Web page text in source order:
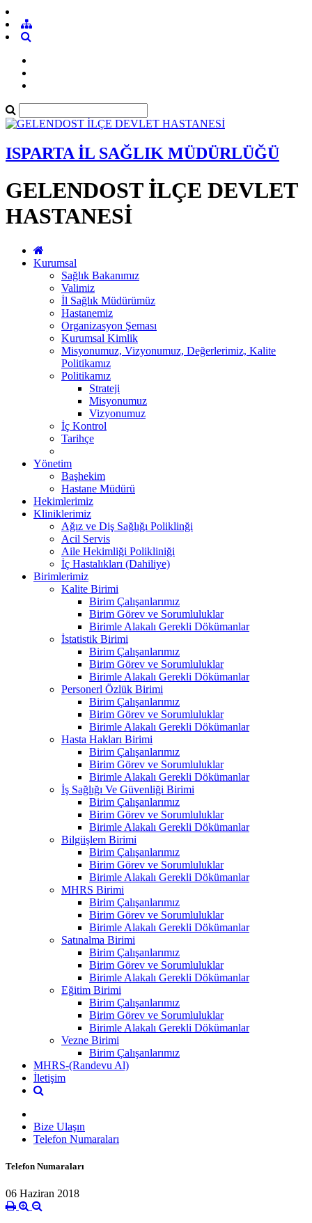
ISPARTA İL SAĞLIK MÜDÜRLÜĞÜ
GELENDOST İLÇE DEVLET
HASTANESİ
Kurumsal
Sağlık Bakanımız
Valimiz
İl Sağlık Müdürümüz
Hastanemiz
Organizasyon Şeması
Kurumsal Kimlik
Misyonumuz, Vizyonumuz, Değerlerimiz, Kalite
Politikamız
Politikamız
Strateji
Misyonumuz
Vizyonumuz
İç Kontrol
Tarihçe
Yönetim
Başhekim
Hastane Müdürü
Hekimlerimiz
Kliniklerimiz
Ağız ve Diş Sağlığı Poliklinği
Acil Servis
Aile Hekimliği Polikliniği
İç Hastalıkları (Dahiliye)
Birimlerimiz
Kalite Birimi
Birim Çalışanlarımız
Birim Görev ve Sorumluluklar
Birimle Alakalı Gerekli Dökümanlar
İstatistik Birimi
Birim Çalışanlarımız
Birim Görev ve Sorumluluklar
Birimle Alakalı Gerekli Dökümanlar
Personerl Özlük Birimi
Birim Çalışanlarımız
Birim Görev ve Sorumluluklar
Birimle Alakalı Gerekli Dökümanlar
Hasta Hakları Birimi
Birim Çalışanlarımız
Birim Görev ve Sorumluluklar
Birimle Alakalı Gerekli Dökümanlar
İş Sağlığı Ve Güvenliği Birimi
Birim Çalışanlarımız
Birim Görev ve Sorumluluklar
Birimle Alakalı Gerekli Dökümanlar
Bilgiişlem Birimi
Birim Çalışanlarımız
Birim Görev ve Sorumluluklar
Birimle Alakalı Gerekli Dökümanlar
MHRS Birimi
Birim Çalışanlarımız
Birim Görev ve Sorumluluklar
Birimle Alakalı Gerekli Dökümanlar
Satınalma Birimi
Birim Çalışanlarımız
Birim Görev ve Sorumluluklar
Birimle Alakalı Gerekli Dökümanlar
Eğitim Birimi
Birim Çalışanlarımız
Birim Görev ve Sorumluluklar
Birimle Alakalı Gerekli Dökümanlar
Vezne Birimi
Birim Çalışanlarımız
MHRS-(Randevu Al)
İletişim
Bize Ulaşın
Telefon Numaraları
Telefon Numaraları
06 Haziran 2018